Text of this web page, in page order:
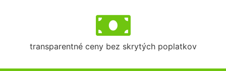
transparentné ceny bez skrytých poplatkov